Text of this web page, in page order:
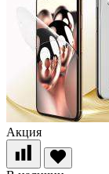
Акция